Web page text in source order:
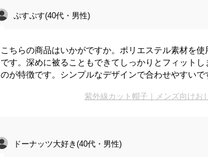
ぷすぷす(40代・男性)
こちらの商品はいかがですか。ポリエステル素材を
です。深めに被ることもできてしっかりとフィット
のが特徴です。シンプルなデザインで合わせやすいで
紫外線カット帽子｜メンズ向けお
ドーナッツ大好き(40代・男性)